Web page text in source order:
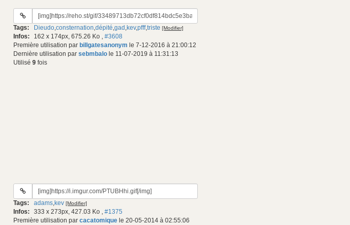
URL
gif:
Tags: Dieudo,consternation,dépité,gad ,kev,pfff,triste [Modifier]
Infos: 162 x 174px, 675.26 Ko , #3608
Première utilisation par billgatesanonym le 7-12-2016 à 21:00:12
Dernière utilisation par sebmbalo le 11-07-2019 à 11:31:13
Utilisé 9 fois
URL
gif:
Tags: adams,kev [Modifier]
Infos: 333 x 273px, 427.03 Ko , #1375
Première utilisation par cacatomique le 20-05-2014 à 02:55:06